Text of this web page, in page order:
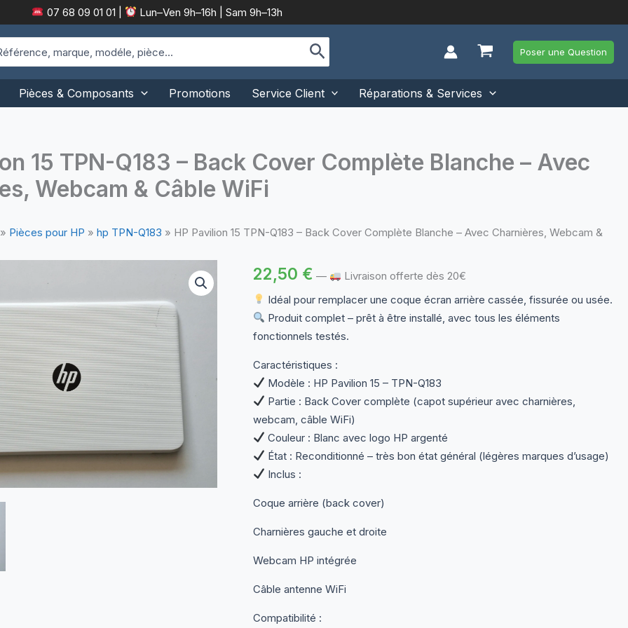
07 68 09 01 01 Lun–Ven 9h–16h | Sam 9h–13h
Poser une Question
Pièces & Composants Promotions Service Client Réparations & Services
15 TPN-Q183 – Back Cover Complète Blanche – Avec
Webcam & Câble WiFi
» Pièces pour HP » hp TPN-Q183 » HP Pavilion 15 TPN-Q183 – Back Cover Complète Blanche – Avec Charnières, Webcam &
22,50 € —
Livraison offerte dès 20€
Idéal pour remplacer une coque écran arrière cassée, fissurée ou usée.
Produit complet – prêt à être installé, avec tous les éléments
fonctionnels testés.
Caractéristiques :
Modèle : HP Pavilion 15 – TPN-Q183
Partie : Back Cover complète (capot supérieur avec charnières,
webcam, câble WiFi)
Couleur : Blanc avec logo HP argenté
État : Reconditionné – très bon état général (légères marques d’usage)
Inclus :
Coque arrière (back cover)
Charnières gauche et droite
Webcam HP intégrée
Câble antenne WiFi
Compatibilité :